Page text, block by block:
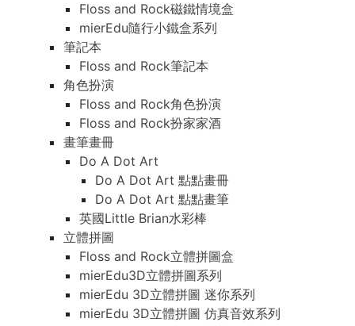
Floss and Rock磁鐵情境盒
mierEdu隨行小鐵盒系列
筆記本
Floss and Rock筆記本
角色扮演
Floss and Rock角色扮演
Floss and Rock扮家家酒
畫筆畫冊
Do A Dot Art
Do A Dot Art 點點畫冊
Do A Dot Art 點點畫筆
英國Little Brian水彩棒
立體拼圖
Floss and Rock立體拼圖盒
mierEdu3D立體拼圖系列
mierEdu 3D立體拼圖 迷你系列
mierEdu 3D立體拼圖 仿真音效系列